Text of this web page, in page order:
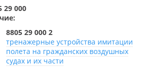
29 000
8805 29 000 2
тренажерные устройства имитации
полета на гражданских воздушных
судах и их части